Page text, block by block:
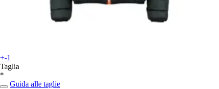
+-1
Taglia
*
Guida alle taglie